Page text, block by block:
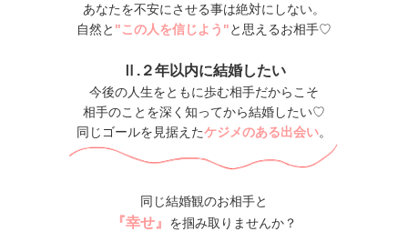
あなたを不安にさせる事は絶対にしない。
自然と "この人を信じよう"と思えるお相手♡
Ⅱ.２年以内に結婚したい
今後の人生をともに歩む相手だからこそ
相手のことを深く知ってから結婚したい♡
同じゴールを見据えたケジメのある出会い。
同じ結婚観のお相手と
『幸せ』 を掴み取りませんか？